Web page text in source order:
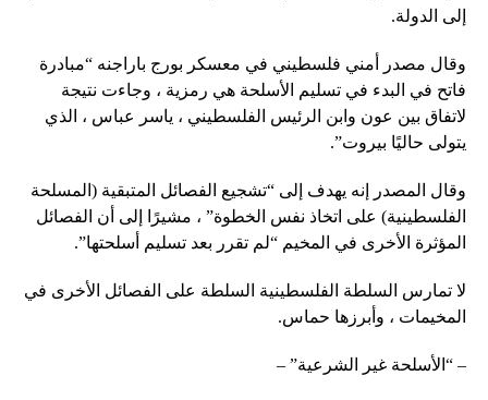
إلى الدولة.
وقال مصدر أمني فلسطيني في معسكر بورج باراجنه “مبادرة
فاتح في البدء في تسليم الأسلحة هي رمزية ، وجاءت نتيجة
لاتفاق بين عون وابن الرئيس الفلسطيني ، ياسر عباس ، الذي
يتولى حاليًا بيروت”.
وقال المصدر إنه يهدف إلى “تشجيع الفصائل المتبقية (المسلحة
الفلسطينية) على اتخاذ نفس الخطوة” ، مشيرًا إلى أن الفصائل
المؤثرة الأخرى في المخيم “لم تقرر بعد تسليم أسلحتها”.
لا تمارس السلطة الفلسطينية السلطة على الفصائل الأخرى في
المخيمات ، وأبرزها حماس.
– “الأسلحة غير الشرعية” –